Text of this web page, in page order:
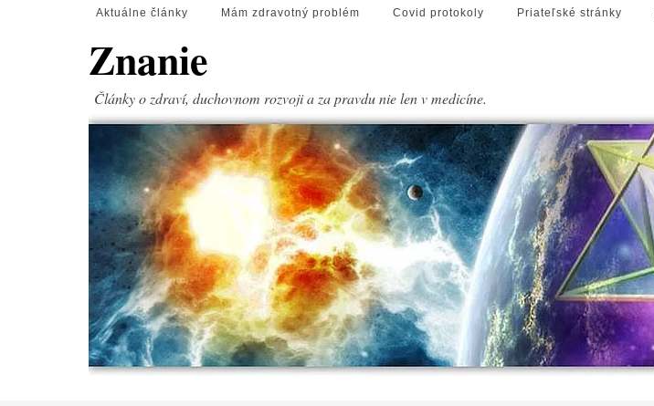
Aktuálne články Mám zdravotný problém Covid protokoly Priateľské stránky
Znanie
Články o zdraví, duchovnom rozvoji a za pravdu nie len v medicíne.